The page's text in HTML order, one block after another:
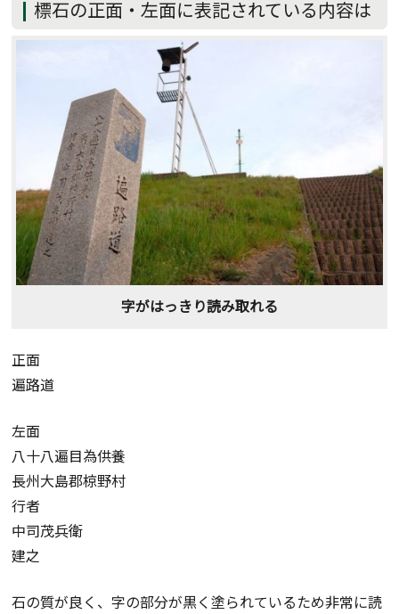
標石の正面・左面に表記されている内容は
字がはっきり読み取れる
正面
遍路道
左面
八十八遍目為供養
長州大島郡椋野村
行者
中司茂兵衛
建之
石の質が良く、字の部分が黒く塗られているため非常に読